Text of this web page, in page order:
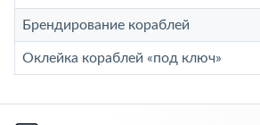
Брендирование кораблей
Оклейка кораблей «под ключ»